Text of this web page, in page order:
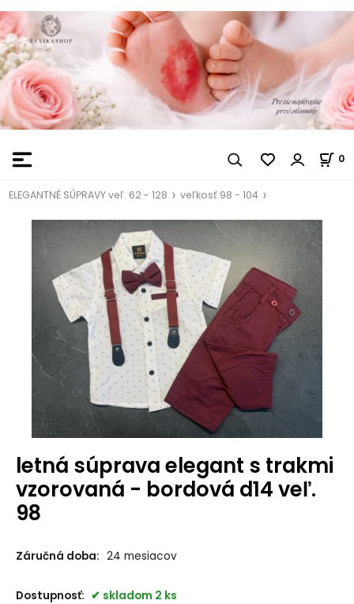
0
ELEGANTNÉ SÚPRAVY veľ. 62 - 128 veľkosť 98 - 104
letná súprava elegant s trakmi
vzorovaná - bordová d14 veľ.
98
Záručná doba: 24 mesiacov
Dostupnosť: skladom 2 ks